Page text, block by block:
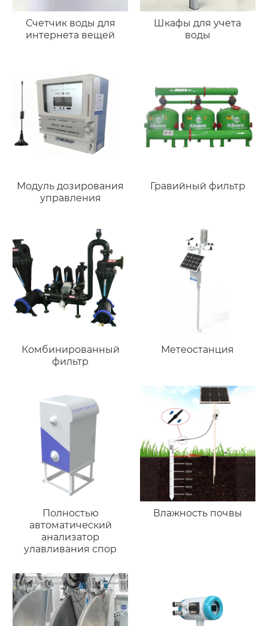
Счетчик воды для
интернета вещей
Шкафы для учета
воды
Модуль дозирования
управления
Гравийный фильтр
Комбинированный
фильтр
Метеостанция
Полностью
автоматический
анализатор
улавливания спор
Влажность почвы